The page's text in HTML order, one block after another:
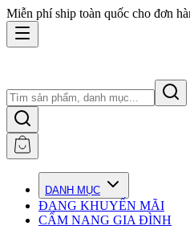
Miễn phí ship toàn quốc cho đơn
DANH MỤC
ĐANG KHUYẾN MÃI
CẨM NANG GIA ĐÌNH